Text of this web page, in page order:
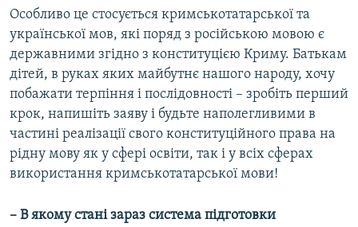
Особливо це стосується кримськотатарської та
української мов, які поряд з російською мовою є
державними згідно з конституцією Криму. Батькам
дітей, в руках яких майбутнє нашого народу, хочу
побажати терпіння і послідовності – зробіть перший
крок, напишіть заяву і будьте наполегливими в
частині реалізації свого конституційного права на
рідну мову як у сфері освіти, так і у всіх сферах
використання кримськотатарської мови!
– В якому стані зараз система підготовки